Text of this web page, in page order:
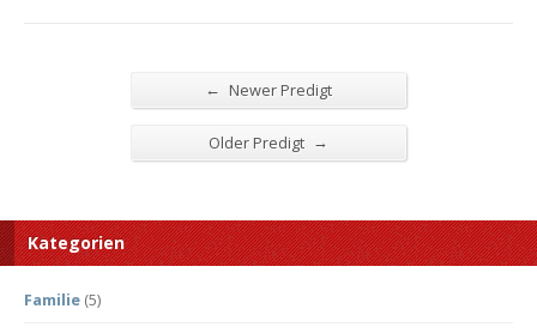
← Newer Predigt
Older Predigt →
Kategorien
Familie (5)